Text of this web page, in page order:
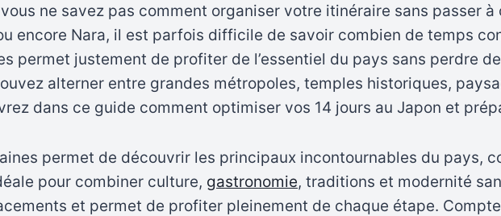
ne savez pas comment organiser votre itinéraire sans passer
encore Nara, il est parfois difficile de savoir combien de temps
permet justement de profiter de l’essentiel du pays sans perdre
alterner entre grandes métropoles, temples historiques,
dans ce guide comment optimiser vos 14 jours au Japon et
permet de découvrir les principaux incontournables du pays,
pour combiner culture, gastronomie, traditions et modernité
et permet de profiter pleinement de chaque étape.